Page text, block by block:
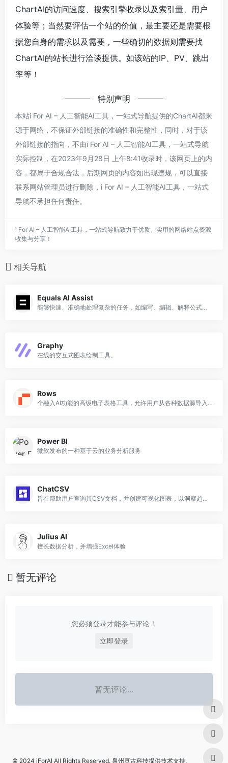
ChartAI的访问速度、搜索引擎收录以及索引量、用户
体验等；当然要评估一个站的价值，最主要还是需要根
据您自身的需求以及需要，一些确切的数据则需要找
ChartAI的站长进行洽谈提供。如该站的IP、PV、跳出
率等！
特别声明
本站i For AI – 人工智能AI工具，一站式导航提供的ChartAI都来
源于网络，不保证外部链接的准确性和完整性，同时，对于该
外部链接的指向，不由i For AI – 人工智能AI工具，一站式导航
实际控制，在2023年9月28日 上午8:41收录时，该网页上的内
容，都属于合规合法，后期网页的内容如出现违规，可以直接
联系网站管理员进行删除，i For AI – 人工智能AI工具，一站式
导航不承担任何责任。
i For AI – 人工智能AI工具，一站式导航致力于优质、实用的网络站点资源
收集与分享！
相关导航
Equals AI Assist
能够快速、准确地处理复杂的任务，如编写、编辑、解释公式、查询、图表和数据表
Graphy
在线的交互式图表绘制工具。
Rows
个融入AI功能的高级电子表格工具，允许用户从各种数据源导入数据
Power BI
微软发布的一种基于云的业务分析服务
ChatCSV
旨在帮助用户查询其CSV文档，并创建可视化图表，以洞察趋势、客户行为和库存管理信息
Julius AI
擅长数据分析，并增强Excel体验
暂无评论
您必须登录才能参与评论！
立即登录
暂无评论...
© 2024 iForAI All Rights Reserved. 泉州亘古科技提供技术支持。